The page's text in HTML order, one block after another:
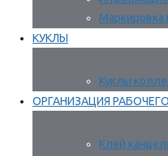
Маркировка
КУКЛЫ
Куклы
ОРГАНИЗАЦИЯ
Клей